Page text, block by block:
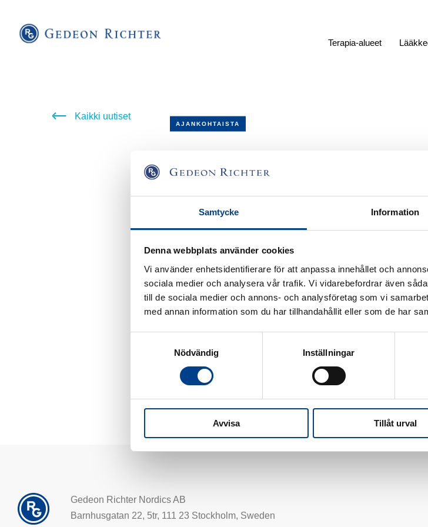
Samtycke Information
Denna webbplats använder cookies
Vi använder enhetsidentifierare för att anpassa innehållet och
sociala medier och analysera vår trafik. Vi vidarebefordrar även
till de sociala medier och annons- och analysföretag som vi
med annan information som du har tillhandahållit eller som de har
Nödvändig
Inställningar
Avvisa Tillåt urval
Terapia-alueet
Kaikki uutiset
AJANKOHTAISTA
Christmas Greetings
2022-12-22
Our Christmas greeting shows a visit we at Gedeon Richter
Akhaltsikhe, Georgia. In partnership with Kvinna till Kvinna,
gynecologist.
With your help, we can continue our commitment to
https://www.youtube.com/watch?v=YH7eKX9ig4M
Gedeon Richter Nordics AB
Barnhusgatan 22, 5tr, 111 23 Stockholm, Sweden